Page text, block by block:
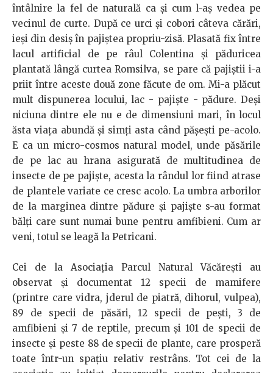
întâlnire la fel de naturală ca și cum l-aș vedea pe
vecinul de curte. După ce urci și cobori câteva cărări,
ieși din desiș în pajiștea propriu-zisă. Plasată fix între
lacul artificial de pe râul Colentina și păduricea
plantată lângă curtea Romsilva, se pare că pajiștii i-a
priit între aceste două zone făcute de om. Mi-a plăcut
mult dispunerea locului, lac - pajiște - pădure. Deși
niciuna dintre ele nu e de dimensiuni mari, în locul
ăsta viața abundă și simți asta când pășești pe-acolo.
E ca un micro-cosmos natural model, unde păsările
de pe lac au hrana asigurată de multitudinea de
insecte de pe pajiște, acesta la rândul lor fiind atrase
de plantele variate ce cresc acolo. La umbra arborilor
de la marginea dintre pădure și pajiște s-au format
bălți care sunt numai bune pentru amfibieni. Cum ar
veni, totul se leagă la Petricani.
Cei de la Asociația Parcul Natural Văcărești au
observat și documentat 12 specii de mamifere
(printre care vidra, jderul de piatră, dihorul, vulpea),
89 de specii de păsări, 12 specii de pești, 3 de
amfibieni și 7 de reptile, precum și 101 de specii de
insecte și peste 88 de specii de plante, care prosperă
toate într-un spațiu relativ restrâns. Tot cei de la